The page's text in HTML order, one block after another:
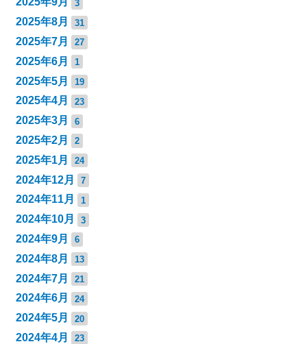
3
2025年8月 31
2025年7月 27
2025年6月 1
2025年5月 19
2025年4月 23
2025年3月 6
2025年2月 2
2025年1月 24
2024年12月 7
2024年11月 1
2024年10月 3
2024年9月 6
2024年8月 13
2024年7月 21
2024年6月 24
2024年5月 20
2024年4月 23